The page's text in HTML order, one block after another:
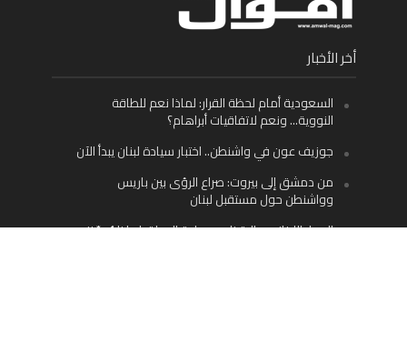
أخر الأخبار
السعودية أمام لحظة القرار: لماذا نعم للطاقة
النووية… ونعم لاتفاقيات أبراهام؟
جوزيف عون في واشنطن.. اختبار سيادة لبنان يبدأ الآن
من دمشق إلى بيروت: صراع الرؤى بين باريس
وواشنطن حول مستقبل لبنان
اليسار اللبناني «اليقظ» وسيادة الدولة: لماذا يُعدّ نزع